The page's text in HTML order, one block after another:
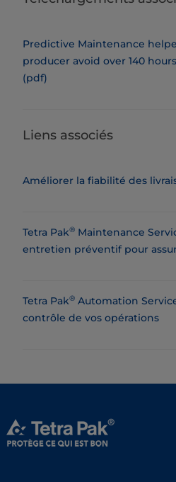
Predictive Maintenance
producer avoid over 140
(pdf)
Liens associés
Améliorer la fiabilité des
Tetra Pak® Maintenance
entretien préventif pour
Tetra Pak® Automation
contrôle de vos opérations